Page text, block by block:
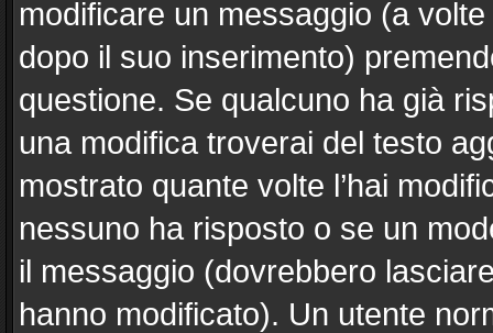
modificare un messaggio (a
dopo il suo inserimento)
questione. Se qualcuno ha già
una modifica troverai del testo
mostrato quante volte l’hai
nessuno ha risposto o se un
il messaggio (dovrebbero
hanno modificato). Un utente